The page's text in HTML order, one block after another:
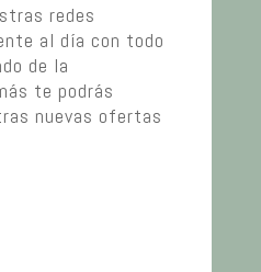
redes
al día con todo
de la
te podrás
nuevas ofertas